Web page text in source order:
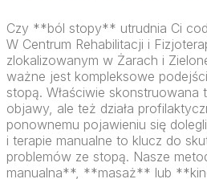
Czy **ból stopy** utrudnia Ci
W Centrum Rehabilitacji i
zlokalizowanym w Żarach i
ważne jest kompleksowe
stopą. Właściwie skonstruowana
objawy, ale też działa
ponownemu pojawieniu się
i terapie manualne to klucz do
problemów ze stopą. Nasze
manualna**, **masaż** lub